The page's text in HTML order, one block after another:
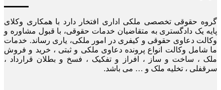
گروه حقوقی تخصصی ملکی اداری افتخار دارد با همکاری وکلای
پایه یک دادگستری به متقاضیان خدمات حقوقی، با قبول مشاوره و
وکالت دعاوی حقوقی و کیفری در امور ملکی، یاری رساند. خدمات
ما شامل وکالت انواع پرونده دعاوی ملکی و ثبتی ، خرید و فروش
ملک ، ساخت و ساز ، افراز و تفکیک ، فسخ و بطلان قرارداد ،
سرقفلی ، تخلیه ملک و … می باشد.